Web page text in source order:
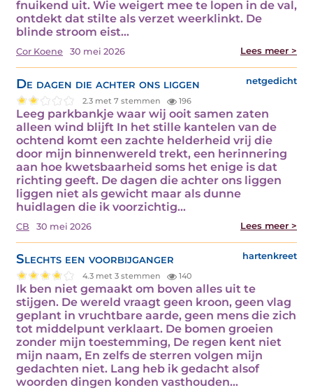
fnuikend uit. Wie weigert mee te lopen in de val,
ontdekt dat stilte als verzet weerklinkt. De
blinde stroom eist…
Cor Koene 30 mei 2026 Lees meer >
De dagen die achter ons liggen netgedicht
2.3 met 7 stemmen 196
Leeg parkbankje waar wij ooit samen zaten
alleen wind blijft In het stille kantelen van de
ochtend komt een zachte helderheid vrij die
door mijn binnenwereld trekt, een herinnering
aan hoe kwetsbaarheid soms het enige is dat
richting geeft. De dagen die achter ons liggen
liggen niet als gewicht maar als dunne
huidlagen die ik voorzichtig…
CB 30 mei 2026 Lees meer >
Slechts een voorbijganger hartenkreet
4.3 met 3 stemmen 140
Ik ben niet gemaakt om boven alles uit te
stijgen. De wereld vraagt geen kroon, geen vlag
geplant in vruchtbare aarde, geen mens die zich
tot middelpunt verklaart. De bomen groeien
zonder mijn toestemming, De regen kent niet
mijn naam, En zelfs de sterren volgen mijn
gedachten niet. Lang heb ik gedacht alsof
woorden dingen konden vasthouden…